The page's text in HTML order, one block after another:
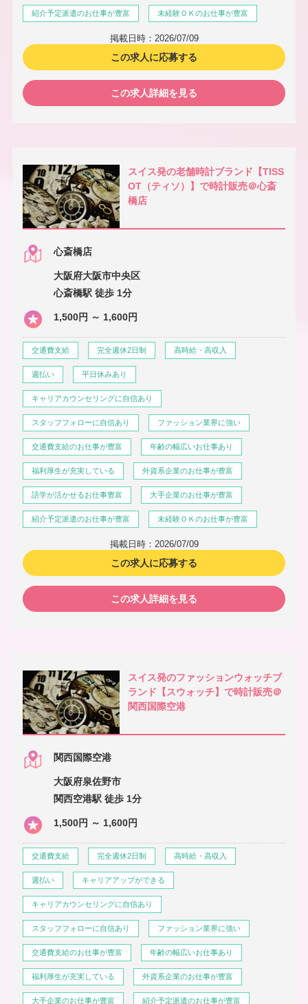
紹介予定派遣のお仕事が豊富 未経験ＯＫのお仕事が豊富
掲載日時：2026/07/09
この求人に応募する
この求人詳細を見る
スイス発の老舗時計ブランド【TISS
OT（ティソ）】で時計販売＠心斎
橋店
心斎橋店
大阪府大阪市中央区
心斎橋駅 徒歩 1分
1,500円 ～ 1,600円
交通費支給 完全週休2日制 高時給・高収入
週払い 平日休みあり
キャリアカウンセリングに自信あり
スタッフフォローに自信あり ファッション業界に強い
交通費支給のお仕事が豊富 年齢の幅広いお仕事あり
福利厚生が充実している 外資系企業のお仕事が豊富
語学が活かせるお仕事豊富 大手企業のお仕事が豊富
紹介予定派遣のお仕事が豊富 未経験ＯＫのお仕事が豊富
掲載日時：2026/07/09
この求人に応募する
この求人詳細を見る
スイス発のファッションウォッチブ
ランド【スウォッチ】で時計販売＠
関西国際空港
関西国際空港
大阪府泉佐野市
関西空港駅 徒歩 1分
1,500円 ～ 1,600円
交通費支給 完全週休2日制 高時給・高収入
週払い キャリアアップができる
キャリアカウンセリングに自信あり
スタッフフォローに自信あり ファッション業界に強い
交通費支給のお仕事が豊富 年齢の幅広いお仕事あり
福利厚生が充実している 外資系企業のお仕事が豊富
大手企業のお仕事が豊富 紹介予定派遣のお仕事が豊富